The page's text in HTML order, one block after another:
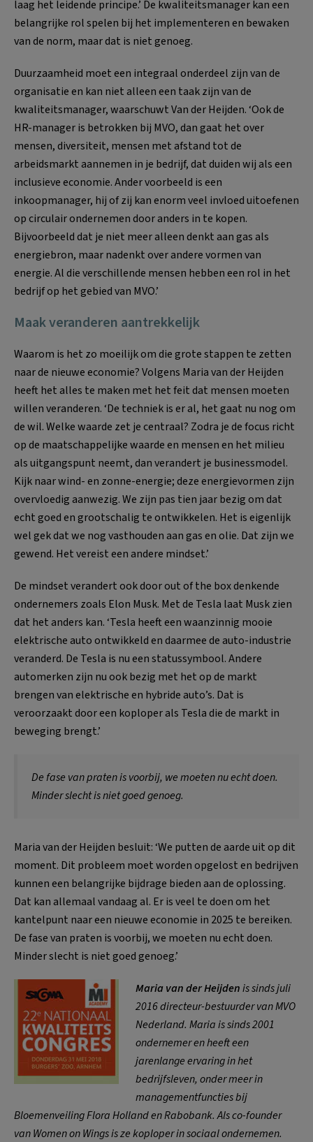
laag het leidende principe.’ De kwaliteitsmanager kan een
belangrijke rol spelen bij het implementeren en bewaken
van de norm, maar dat is niet genoeg.
Duurzaamheid moet een integraal onderdeel zijn van de
organisatie en kan niet alleen een taak zijn van de
kwaliteitsmanager, waarschuwt Van der Heijden. ‘Ook de
HR-manager is betrokken bij MVO, dan gaat het over
mensen, diversiteit, mensen met afstand tot de
arbeidsmarkt aannemen in je bedrijf, dat duiden wij als een
inclusieve economie. Ander voorbeeld is een
inkoopmanager, hij of zij kan enorm veel invloed uitoefenen
op circulair ondernemen door anders in te kopen.
Bijvoorbeeld dat je niet meer alleen denkt aan gas als
energiebron, maar nadenkt over andere vormen van
energie. Al die verschillende mensen hebben een rol in het
bedrijf op het gebied van MVO.’
Maak veranderen aantrekkelijk
Waarom is het zo moeilijk om die grote stappen te zetten
naar de nieuwe economie? Volgens Maria van der Heijden
heeft het alles te maken met het feit dat mensen moeten
willen veranderen. ‘De techniek is er al, het gaat nu nog om
de wil. Welke waarde zet je centraal? Zodra je de focus richt
op de maatschappelijke waarde en mensen en het milieu
als uitgangspunt neemt, dan verandert je businessmodel.
Kijk naar wind- en zonne-energie; deze energievormen zijn
overvloedig aanwezig. We zijn pas tien jaar bezig om dat
echt goed en grootschalig te ontwikkelen. Het is eigenlijk
wel gek dat we nog vasthouden aan gas en olie. Dat zijn we
gewend. Het vereist een andere mindset.’
De mindset verandert ook door out of the box denkende
ondernemers zoals Elon Musk. Met de Tesla laat Musk zien
dat het anders kan. ‘Tesla heeft een waanzinnig mooie
elektrische auto ontwikkeld en daarmee de auto-industrie
veranderd. De Tesla is nu een statussymbool. Andere
automerken zijn nu ook bezig met het op de markt
brengen van elektrische en hybride auto’s. Dat is
veroorzaakt door een koploper als Tesla die de markt in
beweging brengt.’
De fase van praten is voorbij, we moeten nu echt doen.
Minder slecht is niet goed genoeg.
Maria van der Heijden besluit: ‘We putten de aarde uit op dit
moment. Dit probleem moet worden opgelost en bedrijven
kunnen een belangrijke bijdrage bieden aan de oplossing.
Dat kan allemaal vandaag al. Er is veel te doen om het
kantelpunt naar een nieuwe economie in 2025 te bereiken.
De fase van praten is voorbij, we moeten nu echt doen.
Minder slecht is niet goed genoeg.’
Maria van der Heijdenis sinds juli
2016 directeur-bestuurder van MVO
Nederland. Maria is sinds 2001
ondernemer en heeft een
jarenlange ervaring in het
bedrijfsleven, onder meer in
managementfuncties bij
Bloemenveiling Flora Holland en Rabobank. Als co-founder
van Women on Wings is ze koploper in sociaal ondernemen.